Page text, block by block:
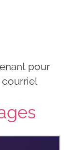
pour
courriel